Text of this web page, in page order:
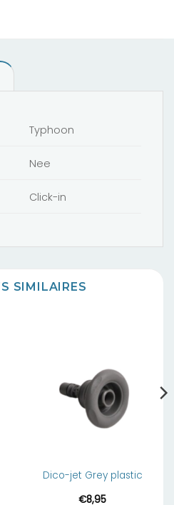
Typhoon
Nee
Click-in
SIMILAIRES
Dico-jet Grey plastic
€8,95